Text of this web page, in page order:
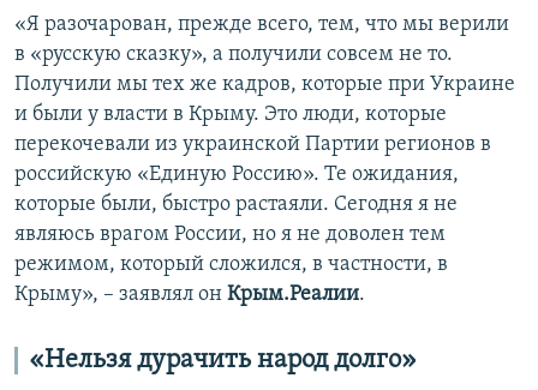
«Я разочарован, прежде всего, тем, что мы верили
в «русскую сказку», а получили совсем не то.
Получили мы тех же кадров, которые при Украине
и были у власти в Крыму. Это люди, которые
перекочевали из украинской Партии регионов в
российскую «Единую Россию». Те ожидания,
которые были, быстро растаяли. Сегодня я не
являюсь врагом России, но я не доволен тем
режимом, который сложился, в частности, в
Крыму», – заявлял он Крым.Реалии.
«Нельзя дурачить народ долго»